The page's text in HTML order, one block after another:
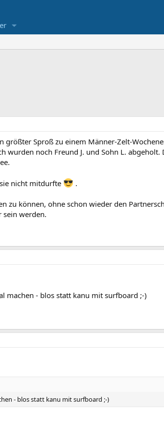
Sproß zu einem Männer-Zelt-
wurden noch Freund J. und Sohn L.
nicht mitdurfte .
zu können, ohne schon wieder den
sein werden.
machen - blos statt kanu mit surfboard ;-)
- blos statt kanu mit surfboard ;-)